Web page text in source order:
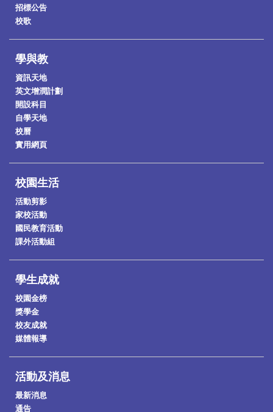
招標公告
校歌
學與教
資訊天地
英文增潤計劃
開設科目
自學天地
校曆
實用網頁
校園生活
活動剪影
家校活動
國民教育活動
課外活動組
學生成就
校園金榜
獎學金
校友成就
媒體報導
活動及消息
最新消息
通告